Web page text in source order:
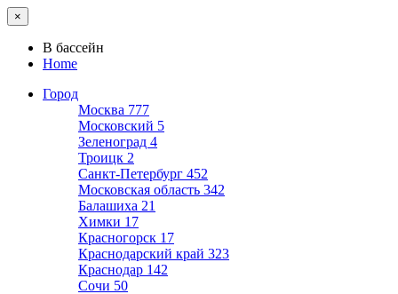
×
В бассейн
Home
Город
Москва 777
Московский 5
Зеленоград 4
Троицк 2
Санкт-Петербург 452
Московская область 342
Балашиха 21
Химки 17
Красногорск 17
Краснодарский край 323
Краснодар 142
Сочи 50